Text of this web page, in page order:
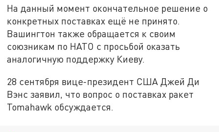
На данный момент окончательное решение о
конкретных поставках ещё не принято.
Вашингтон также обращается к своим
союзникам по НАТО с просьбой оказать
аналогичную поддержку Киеву.
28 сентября вице-президент США Джей Ди
Вэнс заявил, что вопрос о поставках ракет
Tomahawk обсуждается.